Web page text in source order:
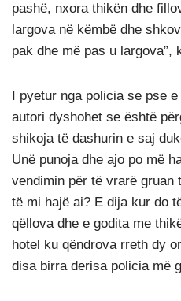
pashë, nxora thikën dhe
largova në këmbë dhe
pak dhe më pas u largova”,
I pyetur nga policia se pse
autori dyshohet se është
shikoja të dashurin e saj
Unë punoja dhe ajo po më
vendimin për të vrarë gruan
të mi hajë ai? E dija kur do
qëllova dhe e godita me
hotel ku qëndrova rreth dy
disa birra derisa policia më